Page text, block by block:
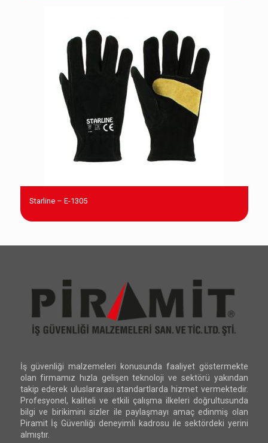
Starline – E-1305
İş güvenliği malzemeleri konusunda faaliyet göstermekte
olan firmamız hızla gelişen teknoloji ve sektörü yakından
takip ederek uluslararası standartlarda hizmet vermektedir.
Profesyonel, kaliteli ve etkili çalışma ilkeleri doğrultusunda
bilgi ve birikimini sizler ile paylaşmayı amaç edinmiş olan
Piramit İş Güvenliği deneyimli kadrosu ile sektördeki yerini
almıştır.